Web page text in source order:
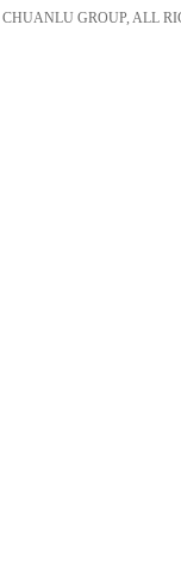
CHUANLU GROUP, ALL